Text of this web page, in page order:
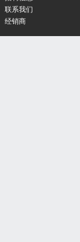
联系我们
经销商